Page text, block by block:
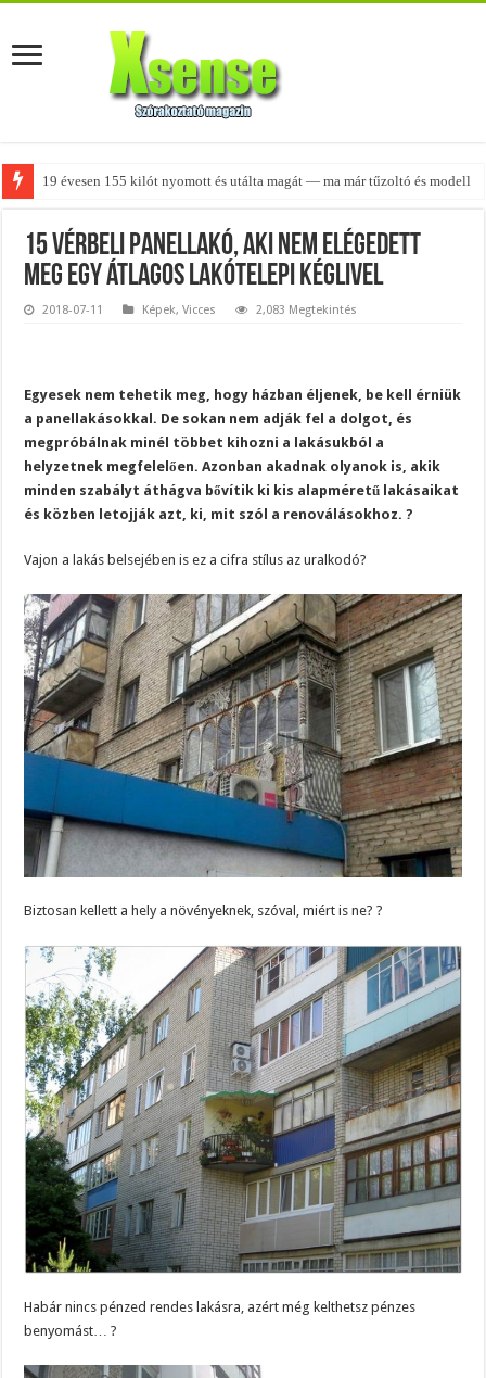
Minden alkalommal, amikor képeket posztol a babájáról a neten, az
15 vérbeli panellakó, aki nem elégedett
meg egy átlagos lakótelepi kéglivel
2018-07-11 Képek,Vicces 2,083 Megtekintés
Egyesek nem tehetik meg, hogy házban éljenek, be kell érniük
a panellakásokkal. De sokan nem adják fel a dolgot, és
megpróbálnak minél többet kihozni a lakásukból a
helyzetnek megfelelően. Azonban akadnak olyanok is, akik
minden szabályt áthágva bővítik ki kis alapméretű lakásaikat
és közben letojják azt, ki, mit szól a renoválásokhoz. ?
Vajon a lakás belsejében is ez a cifra stílus az uralkodó?
Biztosan kellett a hely a növényeknek, szóval, miért is ne? ?
Habár nincs pénzed rendes lakásra, azért még kelthetsz pénzes
benyomást… ?